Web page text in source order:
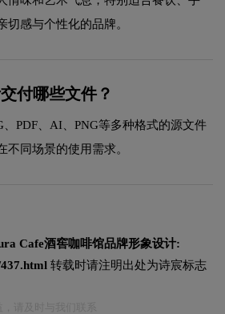
切感与个性化的品牌。
付哪些文件？
、PDF、AI、PNG等多种格式的源文件
不同场景的使用需求。
Cafe酒窖咖啡馆品牌形象设计:
转载时请注明出处为诗宸标志